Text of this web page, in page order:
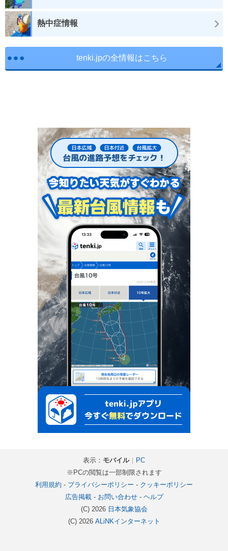
熱中症情報
tenki.jpの全情報はこちら
表示： モバイル｜
PC
※PCの閲覧は一部制限されます
利用規約 - プライバシーポリシー - クッキーポリシー
広告掲載- お問い合わせ- ヘルプ
(C) 2026 日本気象協会
(C) 2026 ALiNKインターネット